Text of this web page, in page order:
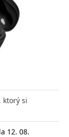
ktorý si
12. 08.